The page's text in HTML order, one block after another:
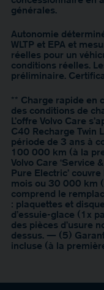
générales.
Autonomie
WLTP et EPA et
réelles pour un
conditions réelles.
préliminaire.
** Charge rapide en
des conditions de
L’offre Volvo Care
C40 Recharge Twin
période de 3 ans à
100 000 km (à la
Volvo Care ‘Service
Pure Electric’
mois ou 30 000 km
comprend le
: plaquettes et
d’essuie-glace (1x
des pièces d’usure
dessus. — (5)
incluse (à la